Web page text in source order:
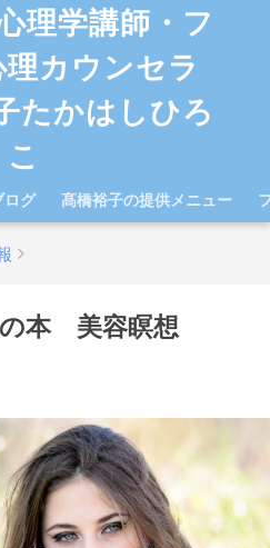
理学講師・フ
カウンセラ
たかはしひろ
こ
ログ 髙橋裕子の提供メニュー
本 美容瞑想